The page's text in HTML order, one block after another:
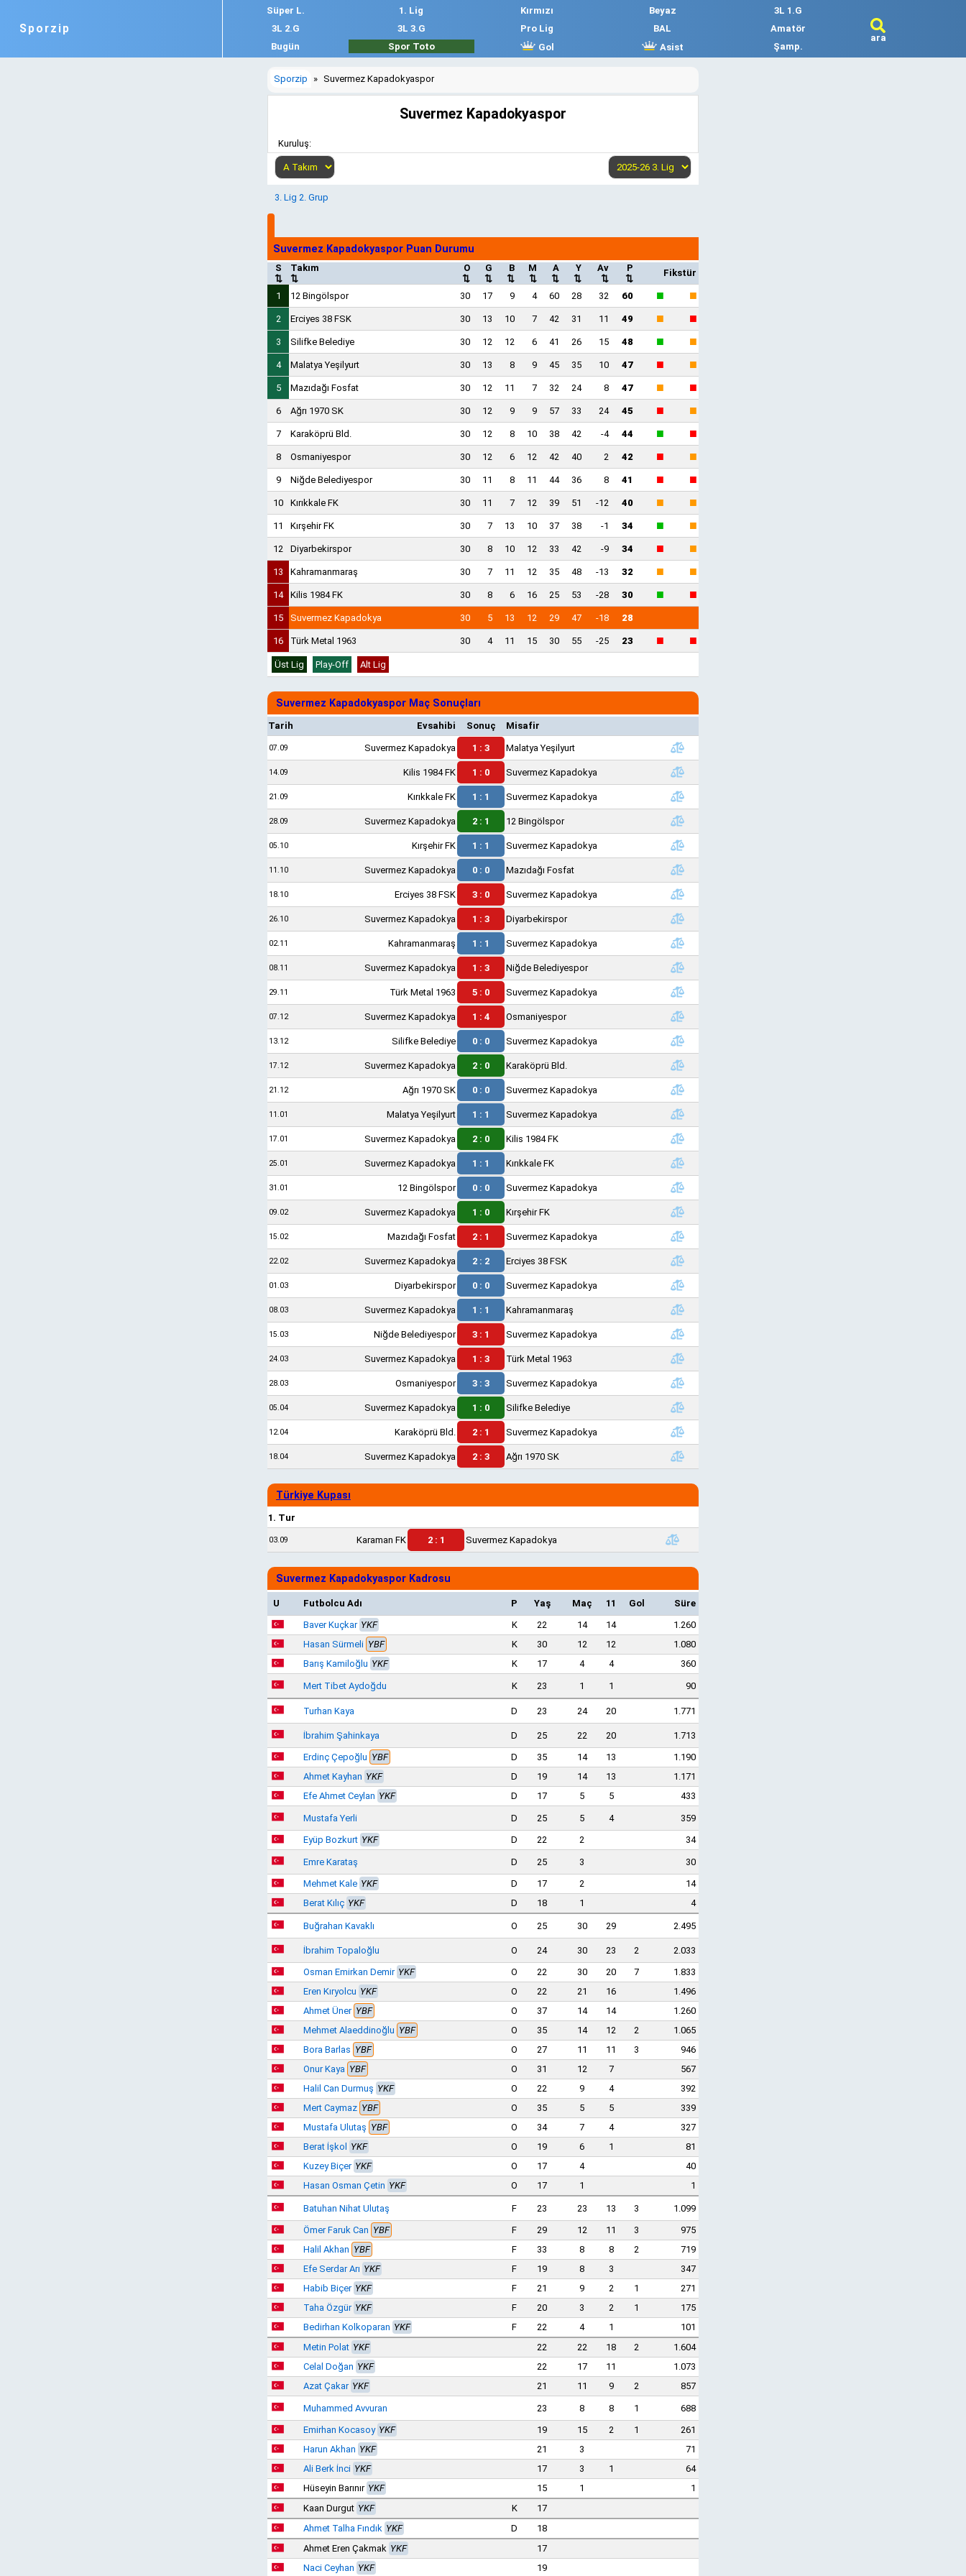
Sporzip
Süper L. 1. Lig Kırmızı Beyaz
3L 1.G
3L 2.G
3L 3.G Pro Lig BAL
Amatör
Bugün
Spor Toto Gol Asist Şamp.
ara
Sporzip » Suvermez Kapadokyaspor
Suvermez Kapadokyaspor
Kuruluş:
3. Lig 2. Grup
Suvermez Kapadokyaspor Puan Durumu
S
⇅
Takım
⇅
O
⇅
G
⇅
B
⇅
M
⇅
A
⇅
Y
⇅
Av
⇅
P
⇅
Fikstür
1 12 Bingölspor 30 17 9 4 60 28 32 60 ■ ■
2 Erciyes 38 FSK 30 13 10 7 42 31 11 49 ■ ■
3 Silifke Belediye 30 12 12 6 41 26 15 48 ■ ■
4 Malatya Yeşilyurt 30 13 8 9 45 35 10 47 ■ ■
5 Mazıdağı Fosfat 30 12 11 7 32 24 8 47 ■ ■
6 Ağrı 1970 SK 30 12 9 9 57 33 24 45 ■ ■
7 Karaköprü Bld. 30 12 8 10 38 42 -4 44 ■ ■
8 Osmaniyespor 30 12 6 12 42 40 2 42 ■ ■
9 Niğde Belediyespor 30 11 8 11 44 36 8 41 ■ ■
10 Kırıkkale FK 30 11 7 12 39 51 -12 40 ■ ■
11 Kırşehir FK 30 7 13 10 37 38 -1 34 ■ ■
12 Diyarbekirspor 30 8 10 12 33 42 -9 34 ■ ■
13 Kahramanmaraş 30 7 11 12 35 48 -13 32 ■ ■
14 Kilis 1984 FK 30 8 6 16 25 53 -28 30 ■ ■
15 Suvermez Kapadokya 30 5 13 12 29 47 -18 28
16 Türk Metal 1963 30 4 11 15 30 55 -25 23 ■ ■
Üst Lig Play-Off Alt Lig
Suvermez Kapadokyaspor Maç Sonuçları
Tarih Evsahibi Sonuç Misafir
07.09 Suvermez Kapadokya 1 : 3 Malatya Yeşilyurt
14.09 Kilis 1984 FK 1 : 0 Suvermez Kapadokya
21.09 Kırıkkale FK 1 : 1 Suvermez Kapadokya
28.09 Suvermez Kapadokya 2 : 1 12 Bingölspor
05.10 Kırşehir FK 1 : 1 Suvermez Kapadokya
11.10 Suvermez Kapadokya 0 : 0 Mazıdağı Fosfat
18.10 Erciyes 38 FSK 3 : 0 Suvermez Kapadokya
26.10 Suvermez Kapadokya 1 : 3 Diyarbekirspor
02.11 Kahramanmaraş 1 : 1 Suvermez Kapadokya
08.11 Suvermez Kapadokya 1 : 3 Niğde Belediyespor
29.11 Türk Metal 1963 5 : 0 Suvermez Kapadokya
07.12 Suvermez Kapadokya 1 : 4 Osmaniyespor
13.12 Silifke Belediye 0 : 0 Suvermez Kapadokya
17.12 Suvermez Kapadokya 2 : 0 Karaköprü Bld.
21.12 Ağrı 1970 SK 0 : 0 Suvermez Kapadokya
11.01 Malatya Yeşilyurt 1 : 1 Suvermez Kapadokya
17.01 Suvermez Kapadokya 2 : 0 Kilis 1984 FK
25.01 Suvermez Kapadokya 1 : 1 Kırıkkale FK
31.01 12 Bingölspor 0 : 0 Suvermez Kapadokya
09.02 Suvermez Kapadokya 1 : 0 Kırşehir FK
15.02 Mazıdağı Fosfat 2 : 1 Suvermez Kapadokya
22.02 Suvermez Kapadokya 2 : 2 Erciyes 38 FSK
01.03 Diyarbekirspor 0 : 0 Suvermez Kapadokya
08.03 Suvermez Kapadokya 1 : 1 Kahramanmaraş
15.03 Niğde Belediyespor 3 : 1 Suvermez Kapadokya
24.03 Suvermez Kapadokya 1 : 3 Türk Metal 1963
28.03 Osmaniyespor 3 : 3 Suvermez Kapadokya
05.04 Suvermez Kapadokya 1 : 0 Silifke Belediye
12.04 Karaköprü Bld. 2 : 1 Suvermez Kapadokya
18.04 Suvermez Kapadokya 2 : 3 Ağrı 1970 SK
Türkiye Kupası
1. Tur
03.09 Karaman FK 2 : 1 Suvermez Kapadokya
Suvermez Kapadokyaspor Kadrosu
U Futbolcu Adı P Yaş Maç 11 Gol
Süre
Baver Kuçkar YKF K 22 14 14
1.260
Hasan Sürmeli YBF K 30 12 12
1.080
Barış Kamiloğlu YKF K 17 4 4 360
Mert Tibet Aydoğdu K 23 1 1 90
Turhan Kaya D 23 24 20 1.771
İbrahim Şahinkaya D 25 22 20
1.713
Erdinç Çepoğlu YBF D 35 14 13
1.190
Ahmet Kayhan YKF D 19 14 13
1.171
Efe Ahmet Ceylan YKF D 17 5 5 433
Mustafa Yerli D 25 5 4
359
Eyüp Bozkurt YKF D 22 2 34
Emre Karataş D 25 3
30
Mehmet Kale YKF D 17 2
14
Berat Kılıç YKF D 18 1 4
Buğrahan Kavaklı O 25 30 29 2.495
İbrahim Topaloğlu O 24 30 23 2
2.033
Osman Emirkan Demir YKF O 22 30 20 7
1.833
Eren Kıryolcu YKF O 22 21 16
1.496
Ahmet Üner YBF O 37 14 14
1.260
Mehmet Alaeddinoğlu YBF O 35 14 12 2
1.065
Bora Barlas YBF O 27 11 11 3
946
Onur Kaya YBF O 31 12 7
567
Halil Can Durmuş YKF O 22 9 4
392
Mert Caymaz YBF O 35 5 5
339
Mustafa Ulutaş YBF O 34 7 4
327
Berat İşkol
YKF O 19 6 1
81
Kuzey Biçer YKF O 17 4
40
Hasan Osman Çetin YKF O 17 1 1
Batuhan Nihat Ulutaş F 23 23 13 3
1.099
Ömer Faruk Can YBF F 29 12 11 3
975
Halil Akhan YBF F 33 8 8 2
719
Efe Serdar Arı YKF F 19 8 3
347
Habib Biçer YKF F 21 9 2 1
271
Taha Özgür YKF F 20 3 2 1
175
Bedirhan Kolkoparan YKF F 22 4 1
101
Metin Polat YKF 22 22 18 2
1.604
Celal Doğan YKF 22 17 11
1.073
Azat Çakar YKF 21 11 9 2 857
Muhammed Avvuran 23 8 8 1
688
Emirhan Kocasoy YKF 19 15 2 1
261
Harun Akhan YKF 21 3
71
Ali Berk İnci YKF 17 3 1
64
Hüseyin Barınır YKF 15 1
1
Kaan Durgut YKF K
17
Ahmet Talha Fındık YKF D
18
Ahmet Eren Çakmak YKF
17
Naci Ceyhan YKF 19